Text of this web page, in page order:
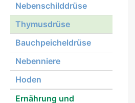
Nebenschilddrüse
Thymusdrüse
Bauchpeicheldrüse
Nebenniere
Hoden
Ernährung und